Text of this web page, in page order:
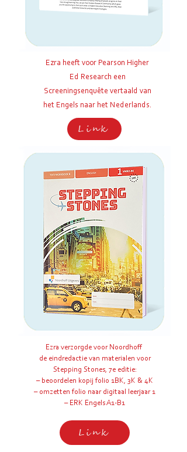
Ezra heeft voor Pearson Higher
Ed Research een
Screeningsenquêtevertaald van
het Engels naar het Nederlands.
Link
Ezra verzorgde voor Noordhoff
de eindredactie van materialen voor
Stepping Stones, 7e editie:
– beoordelen kopij folio 1BK, 3K & 4K
– omzetten folio naar digitaal leerjaar 1
– ERK Engels A1-B1
Link